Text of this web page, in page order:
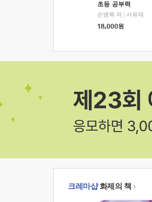
초등 공부력
손병목 저
서유재
18,000원
크레마샵화제의 책